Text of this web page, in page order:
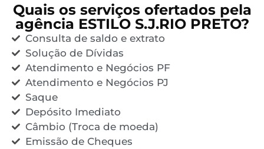
Quais os serviços ofertados pela
agência ESTILO S.J.RIO PRETO?
Consulta de saldo e extrato
Solução de Dívidas
Atendimento e Negócios PF
Atendimento e Negócios PJ
Saque
Depósito Imediato
Câmbio (Troca de moeda)
Emissão de Cheques